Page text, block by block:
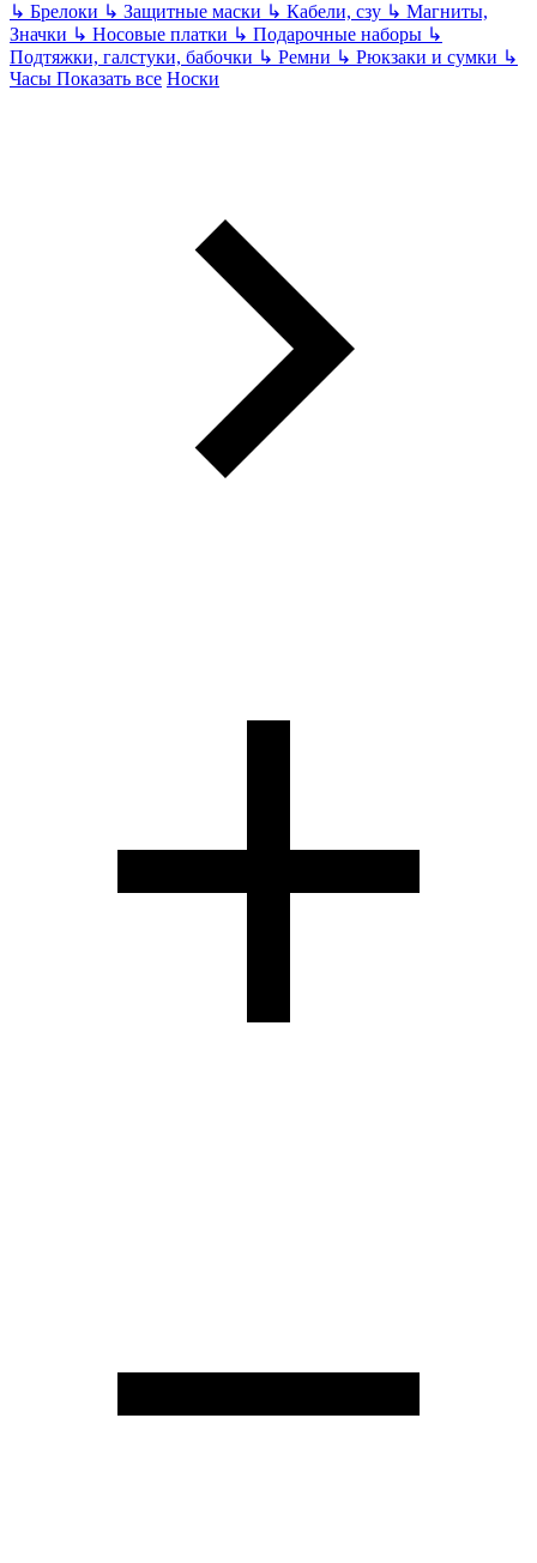
↳ Брелоки ↳ Защитные маски ↳ Кабели, сзу ↳ Магниты,
Значки ↳ Носовые платки ↳ Подарочные наборы ↳
Подтяжки, галстуки, бабочки ↳ Ремни ↳ Рюкзаки и сумки ↳
Часы Показать все Носки